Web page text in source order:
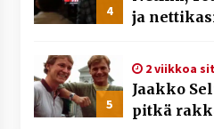
4
ja
5
2 viikkoa
Jaakko
pitkä